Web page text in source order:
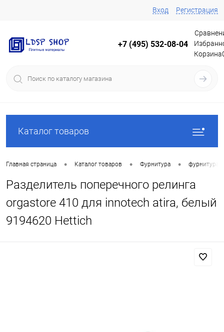
Вход Регистрация
+7 (495) 532-08-04
Корзина
Каталог товаров
Главная страница • Каталог товаров • Фурнитура • фурнитура
Разделитель поперечного релинга
orgastore 410 для innotech atira, белый
9194620 Hettich